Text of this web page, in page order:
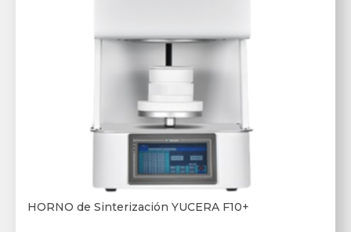
HORNO de Sinterización YUCERA F10+